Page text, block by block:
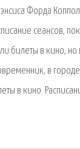
Форда
сеансов,
билеты в кино,
в
в кино.